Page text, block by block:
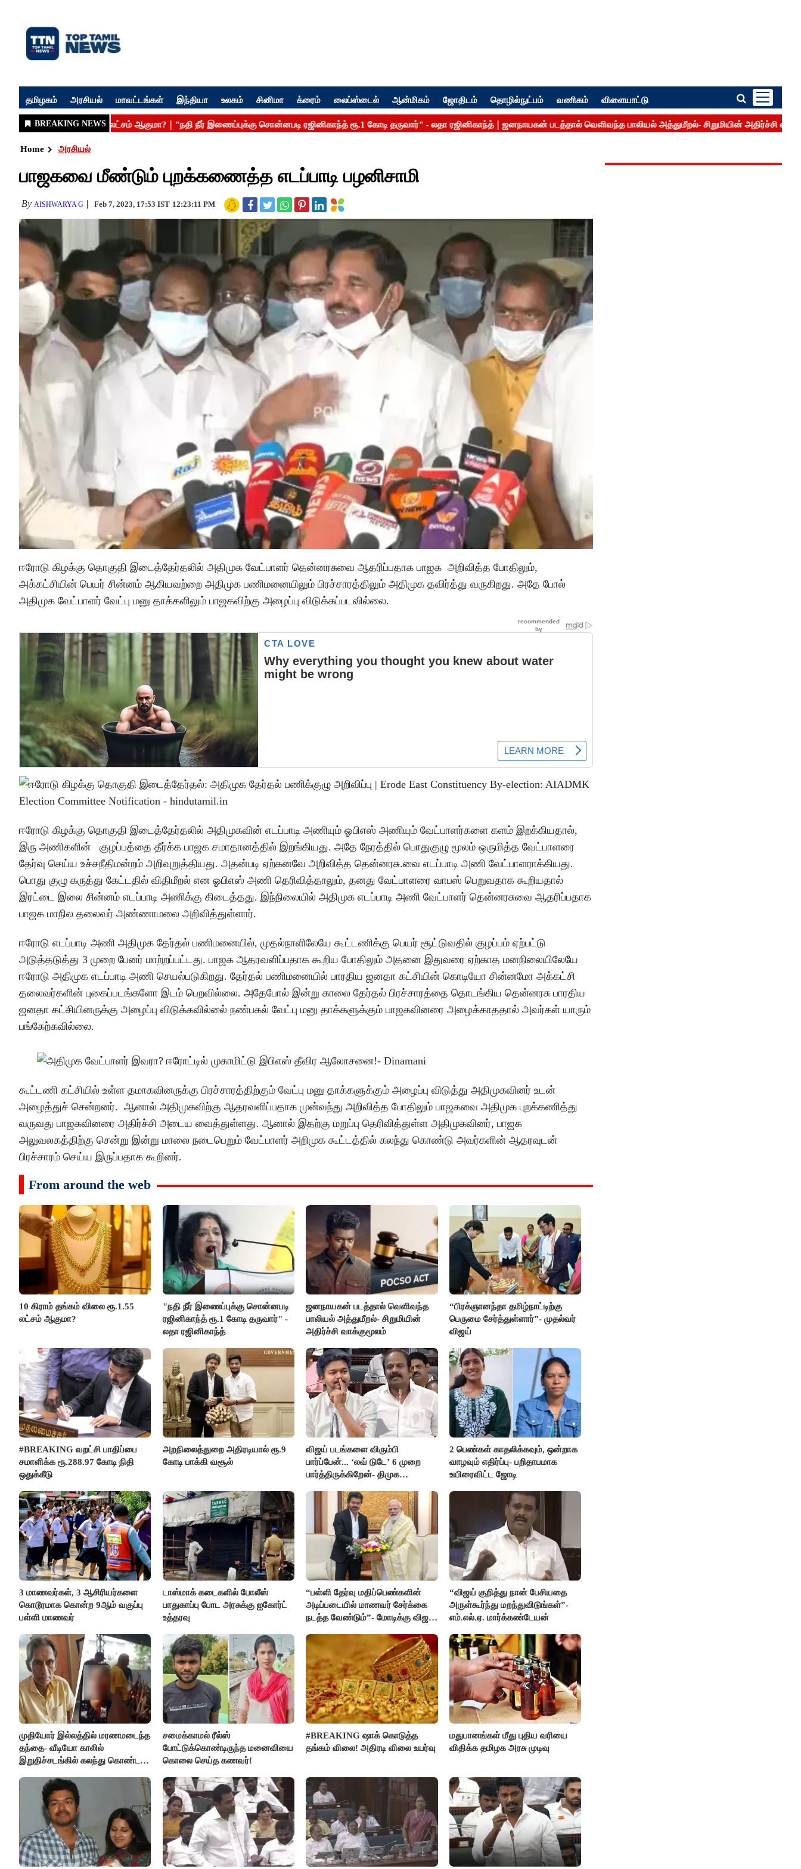
தமிழகம் அரசியல் மாவட்டங்கள் இந்தியா உலகம் சினிமா க்ரைம் லைப்ஸ்டைல் ஆன்மிகம் ஜோதிடம் தொழில்நுட்பம் வணிகம் விளையாட்டு
Home அரசியல்
பாஜகவை மீண்டும் புறக்கணைத்த எடப்பாடி பழனிசாமி
By AISHWARYA G Feb 7, 2023, 17:53 IST 12:23:11 PM
ஈரோடு கிழக்கு தொகுதி இடைத்தேர்தலில் அதிமுக வேட்பாளர் தென்னரசுவை ஆதரிப்பதாக பாஜக அறிவித்த போதிலும்,
அக்கட்சியின் பெயர் சின்னம் ஆகியவற்றை அதிமுக பணிமனையிலும் பிரச்சாரத்திலும் அதிமுக தவிர்த்து வருகிறது. அதே போல்
அதிமுக வேட்பாளர் வேட்பு மனு தாக்களிலும் பாஜகவிற்கு அழைப்பு விடுக்கப்படவில்லை.
ஈரோடு கிழக்கு தொகுதி இடைத்தேர்தலில் அதிமுகவின் எடப்பாடி அணியும் ஓபிஎஸ் அணியும் வேட்பாளர்களை களம் இறக்கியதால்,
இரு அணிகளின் குழப்பத்தை தீர்க்க பாஜக சமாதானத்தில் இறங்கியது. அதே நேரத்தில் பொதுகுழு மூலம் ஒருமித்த வேட்பாளரை
தேர்வு செய்ய உச்சநீதிமன்றம் அறிவுறுத்தியது. அதன்படி ஏற்கனவே அறிவித்த தென்னரசு.வை எடப்பாடி அணி வேட்பாளராக்கியது.
பொது குழு கருத்து கேட்டதில் விதிமீறல் என ஓபிஎஸ் அணி தெரிவித்தாலும், தனது வேட்பாளரை வாபஸ் பெறுவதாக கூறியதால்
இரட்டை இலை சின்னம் எடப்பாடி அணிக்கு கிடைத்தது. இந்நிலையில் அதிமுக எடப்பாடி அணி வேட்பாளர் தென்னரசுவை ஆதரிப்பதாக
பாஜக மாநில தலைவர் அண்ணாமலை அறிவித்துள்ளார்.
ஈரோடு எடப்பாடி அணி அதிமுக தேர்தல் பணிமனையில், முதல்நாளிலேயே கூட்டணிக்கு பெயர் சூட்டுவதில் குழப்பம் ஏற்பட்டு
அடுத்தடுத்து 3 முறை பேனர் மாற்றப்பட்டது. பாஜக ஆதரவளிப்பதாக கூறிய போதிலும் அதனை இதுவரை ஏற்காத மனநிலையிலேயே
ஈரோடு அதிமுக எடப்பாடி அணி செயல்படுகிறது. தேர்தல் பணிமனையில் பாரதிய ஜனதா கட்சியின் கொடியோ சின்னமோ அக்கட்சி
தலைவர்களின் புகைப்படங்களோ இடம் பெறவில்லை. அதேபோல் இன்று காலை தேர்தல் பிரச்சாரத்தை தொடங்கிய தென்னரசு பாரதிய
ஜனதா கட்சியினருக்கு அழைப்பு விடுக்கவில்லை் நண்பகல் வேட்பு மனு தாக்களுக்கும் பாஜகவினரை அழைக்காததால் அவர்கள் யாரும்
பங்கேற்கவில்லை.
கூட்டணி கட்சியில் உள்ள தமாகவினருக்கு பிரச்சாரத்திற்கும் வேட்பு மனு தாக்களுக்கும் அழைப்பு விடுத்து அதிமுகவினர் உடன்
அழைத்துச் சென்றனர். ஆனால் அதிமுகவிற்கு ஆதரவளிப்பதாக முன்வந்து அறிவித்த போதிலும் பாஜகவை அதிமுக புறக்கணித்து
வருவது பாஜகவினரை அதிர்ச்சி அடைய வைத்துள்ளது. ஆனால் இதற்கு மறுப்பு தெரிவித்துள்ள அதிமுகவினர், பாஜக
அலுவலகத்திற்கு சென்று இன்று மாலை நடைபெறும் வேட்பாளர் அறிமுக கூட்டத்தில் கலந்து கொண்டு அவர்களின் ஆதரவுடன்
பிரச்சாரம் செய்ய இருப்பதாக கூறினர்.
From around the web
10 கிராம் தங்கம் விலை ரூ.1.55
லட்சம் ஆகுமா?
"நதி நீர் இணைப்புக்கு சொன்னபடி
ரஜினிகாந்த் ரூ.1 கோடி தருவார்" -
லதா ரஜினிகாந்த்
ஜனநாயகன் படத்தால் வெளிவந்த
பாலியல் அத்துமீறல்- சிறுமியின்
அதிர்ச்சி வாக்குமூலம்
“பிரக்ஞானந்தா தமிழ்நாட்டிற்கு
பெருமை சேர்த்துள்ளார்”- முதல்வர்
விஜய்
#BREAKING வறட்சி பாதிப்பை
சமாளிக்க ரூ.288.97 கோடி நிதி
ஒதுக்கீடு
அறநிலைத்துறை அதிரடியால் ரூ.9
கோடி பாக்கி வசூல்
விஜய் படங்களை விரும்பி
பார்ப்பேன்... ‘லவ் டுடே’ 6 முறை
பார்த்திருக்கிறேன்- திமுக
2 பெண்கள் காதலிக்கவும், ஒன்றாக
வாழவும் எதிர்ப்பு- பறிதாபமாக
உயிரைவிட்ட ஜோடி
3 மாணவர்கள், 3 ஆசிரியர்களை
கொடூரமாக கொன்ற 9ஆம் வகுப்பு
பள்ளி மாணவர்
டாஸ்மாக் கடைகளில் போலீஸ்
பாதுகாப்பு போட அரசுக்கு ஐகோர்ட்
உத்தரவு
“பள்ளி தேர்வு மதிப்பெண்களின்
அடிப்படையில் மாணவர் சேர்க்கை
நடத்த வேண்டும்”- மோடிக்கு விஜய்
“விஜய் குறித்து நான் பேசியதை
அருள்கூர்ந்து மறந்துவிடுங்கள்”-
எம்.எல்.ஏ. மார்க்கண்டேயன்
முதியோர் இல்லத்தில் மரணமடைந்த
தந்தை- வீடியோ காலில்
இறுதிச்சடங்கில் கலந்து கொண்ட
சமைக்காமல் ரீல்ஸ்
போட்டுக்கொண்டிருந்த மனைவியை
கொலை செய்த கணவர்!
#BREAKING ஷாக் கொடுத்த
தங்கம் விலை! அதிரடி விலை உயர்வு
மதுபானங்கள் மீது புதிய வரியை
விதிக்க தமிழக அரசு முடிவு